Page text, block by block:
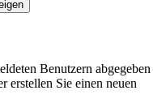
Benutzern abgegeben
erstellen Sie einen neuen